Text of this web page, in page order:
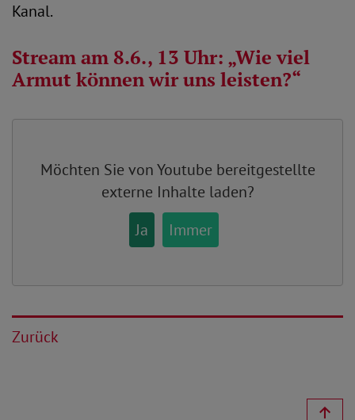
Kanal.
Stream am 8.6., 13 Uhr: „Wie viel
Armut können wir uns leisten?“
Möchten Sie vonYoutube bereitgestellte
externe Inhalte laden?
Ja
Immer
Zurück